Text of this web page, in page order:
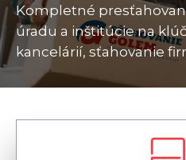
CENNÍK
KONTAKT
Kompletné
úradu a inštitúcie na
kancelárií, sťahovanie